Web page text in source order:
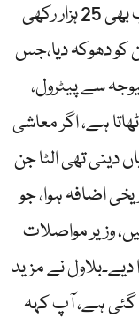
سپاہیوں کی تنخواہوں میں 175 فیصد اضافہ کیا،کم سے کم تنخواہ سندھ حکومت نے اب بھی 25 ہزار رکھی
کو دھوکہ دیا،جس
سے پیٹرول،
ہے، اگر معاشی
دینی تھی الٹا جن
اضافہ ہوا، جو
وزیر مواصلات
نے مزید
گئی ہے، آپ کہہ